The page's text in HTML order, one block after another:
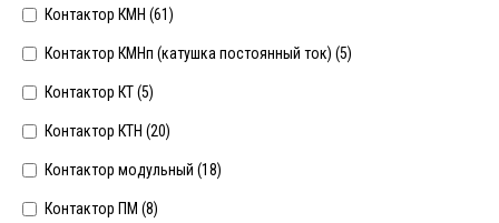
Контактор КМН (61)
Контактор КМНп (катушка постоянный ток) (5)
Контактор КТ (5)
Контактор КТН (20)
Контактор модульный (18)
Контактор ПМ (8)